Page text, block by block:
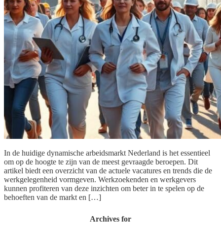
In de huidige dynamische arbeidsmarkt Nederland is het essentieel
om op de hoogte te zijn van de meest gevraagde beroepen. Dit
artikel biedt een overzicht van de actuele vacatures en trends die de
werkgelegenheid vormgeven. Werkzoekenden en werkgevers
kunnen profiteren van deze inzichten om beter in te spelen op de
behoeften van de markt en […]
Archives for